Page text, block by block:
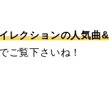
レクションの人気曲
ご覧下さいね！